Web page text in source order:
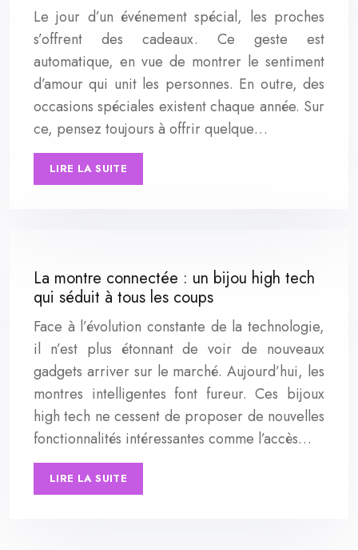
Le jour d’un événement spécial, les proches
s’offrent des cadeaux. Ce geste est
automatique, en vue de montrer le sentiment
d’amour qui unit les personnes. En outre, des
occasions spéciales existent chaque année. Sur
ce, pensez toujours à offrir quelque…
LIRE LA SUITE
La montre connectée : un bijou high tech
qui séduit à tous les coups
Face à l’évolution constante de la technologie,
il n’est plus étonnant de voir de nouveaux
gadgets arriver sur le marché. Aujourd’hui, les
montres intelligentes font fureur. Ces bijoux
high tech ne cessent de proposer de nouvelles
fonctionnalités intéressantes comme l’accès…
LIRE LA SUITE